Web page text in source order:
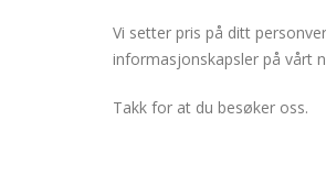
Vi setter pris på ditt
informasjonskapsler på vårt
Takk for at du besøker oss.